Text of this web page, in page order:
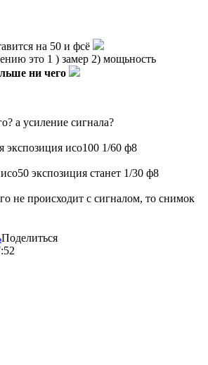
на 50 и фсё
это 1 ) замер 2) мощьность
ни чего
а усиление сигнала?
экспозиция исо100 1/60 ф8
экспозиция станет 1/30 ф8
не происходит с сигналом, то снимок
Поделиться